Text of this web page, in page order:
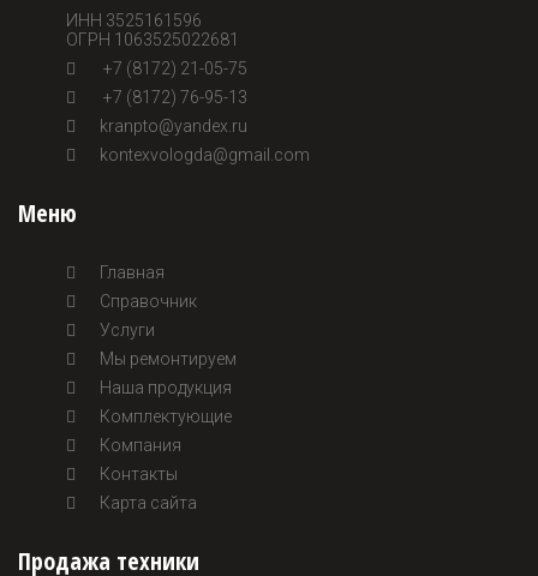
ИНН 3525161596
ОГРН 1063525022681
+7 (8172) 21-05-75
+7 (8172) 76-95-13
kranpto@yandex.ru
kontexvologda@gmail.com
Меню
Главная
Справочник
Услуги
Мы ремонтируем
Наша продукция
Комплектующие
Компания
Контакты
Карта сайта
Продажа техники